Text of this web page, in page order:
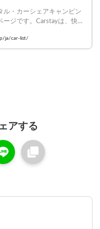
ル・カーシェアキャンピン
ージです。Carstayは、快適
、キャンピングカーを提供
をつなぐシェアリングサー
ja/car-list/
アする